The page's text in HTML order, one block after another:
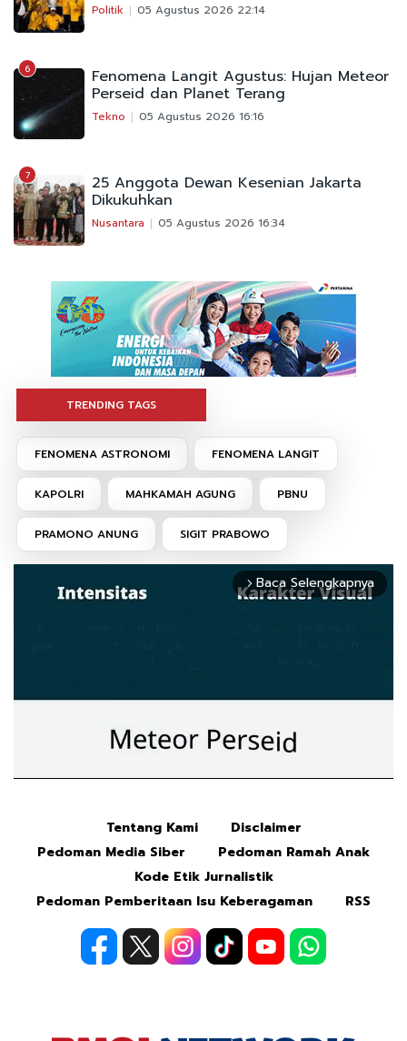
Politik 05 Agustus 2026 22:14
6 Fenomena Langit Agustus: Hujan Meteor
Perseid dan Planet Terang
Tekno 05 Agustus 2026 16:16
7 25 Anggota Dewan Kesenian Jakarta
Dikukuhkan
Nusantara 05 Agustus 2026 16:34
TRENDING TAGS
FENOMENA ASTRONOMI FENOMENA LANGIT
KAPOLRI MAHKAMAH AGUNG PBNU
PRAMONO ANUNG SIGIT PRABOWO
arrow_forward_ios Baca Selengkapnya
Tentang Kami
Disclaimer
Pedoman Media Siber
Pedoman Ramah Anak
Kode Etik Jurnalistik
Pedoman Pemberitaan Isu Keberagaman
RSS